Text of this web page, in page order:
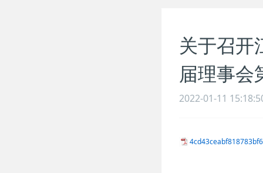
关于召开
届理事会
2022-01-11